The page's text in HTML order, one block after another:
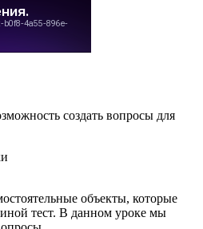
создать вопросы для
объекты, которые
тест. В данном уроке мы